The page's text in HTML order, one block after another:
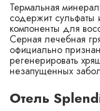
Термальная
содержит
компоненты для
Серная лечебная
официально
регенерировать
незапущенных
Отель